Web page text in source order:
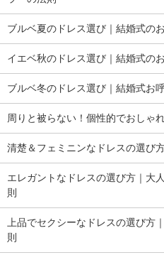
ブルベ夏のドレス選び｜結婚式の
イエベ秋のドレス選び｜結婚式の
ブルベ冬のドレス選び｜結婚式お
周りと被らない！個性的でおしゃ
清楚＆フェミニンなドレスの選び
エレガントなドレスの選び方｜大
則
上品でセクシーなドレスの選び方
則